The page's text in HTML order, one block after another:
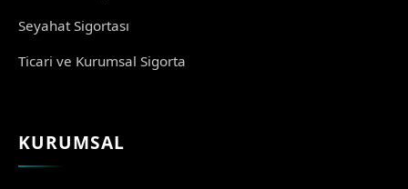
Seyahat Sigortası
Ticari ve Kurumsal Sigorta
KURUMSAL